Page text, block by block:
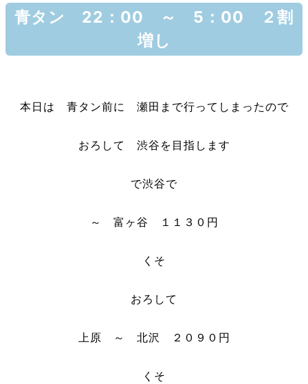
青タン 22：00 ～ 5：00 ２割
増し
本日は 青タン前に 瀬田まで行ってしまったので
おろして 渋谷を目指します
で渋谷で
～ 富ヶ谷 １１３０円
くそ
おろして
上原 ～ 北沢 ２０９０円
くそ